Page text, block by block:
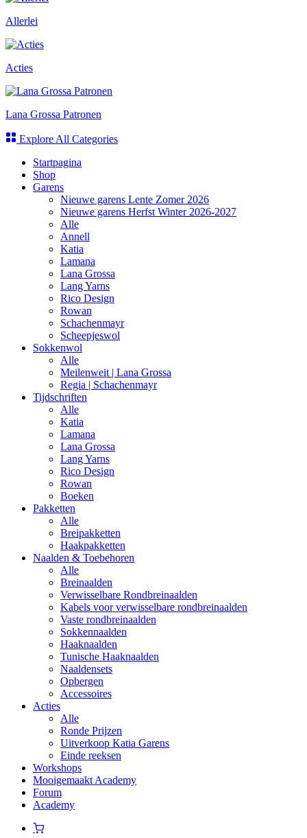
Allerlei
Acties
Lana Grossa Patronen
Explore All Categories
Startpagina
Shop
Garens
Nieuwe garens Lente Zomer 2026
Nieuwe garens Herfst Winter 2026-2027
Alle
Annell
Katia
Lamana
Lana Grossa
Lang Yarns
Rico Design
Rowan
Schachenmayr
Scheepjeswol
Sokkenwol
Alle
Meilenweit | Lana Grossa
Regia | Schachenmayr
Tijdschriften
Alle
Katia
Lamana
Lana Grossa
Lang Yarns
Rico Design
Rowan
Boeken
Pakketten
Alle
Breipakketten
Haakpakketten
Naalden & Toebehoren
Alle
Breinaalden
Verwisselbare Rondbreinaalden
Kabels voor verwisselbare rondbreinaalden
Vaste rondbreinaalden
Sokkennaalden
Haaknaalden
Tunische Haaknaalden
Naaldensets
Opbergen
Accessoires
Acties
Alle
Ronde Prijzen
Uitverkoop Katia Garens
Einde reeksen
Workshops
Mooigemaakt Academy
Forum
Academy